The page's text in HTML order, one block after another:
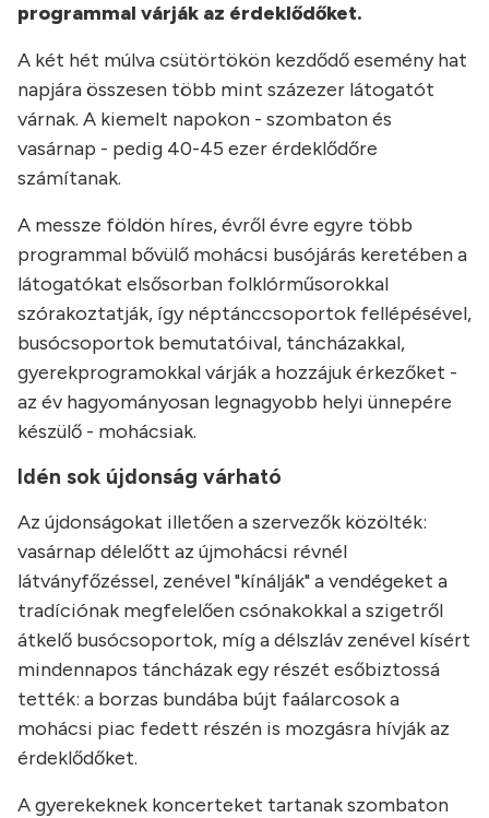
programmal várják az érdeklődőket.
A két hét múlva csütörtökön kezdődő esemény hat
napjára összesen több mint százezer látogatót
várnak. A kiemelt napokon - szombaton és
vasárnap - pedig 40-45 ezer érdeklődőre
számítanak.
A messze földön híres, évről évre egyre több
programmal bővülő mohácsi busójárás keretében a
látogatókat elsősorban folklórműsorokkal
szórakoztatják, így néptánccsoportok fellépésével,
busócsoportok bemutatóival, táncházakkal,
gyerekprogramokkal várják a hozzájuk érkezőket -
az év hagyományosan legnagyobb helyi ünnepére
készülő - mohácsiak.
Idén sok újdonság várható
Az újdonságokat illetően a szervezők közölték:
vasárnap délelőtt az újmohácsi révnél
látványfőzéssel, zenével "kínálják" a vendégeket a
tradíciónak megfelelően csónakokkal a szigetről
átkelő busócsoportok, míg a délszláv zenével kísért
mindennapos táncházak egy részét esőbiztossá
tették: a borzas bundába bújt faálarcosok a
mohácsi piac fedett részén is mozgásra hívják az
érdeklődőket.
A gyerekeknek koncerteket tartanak szombaton